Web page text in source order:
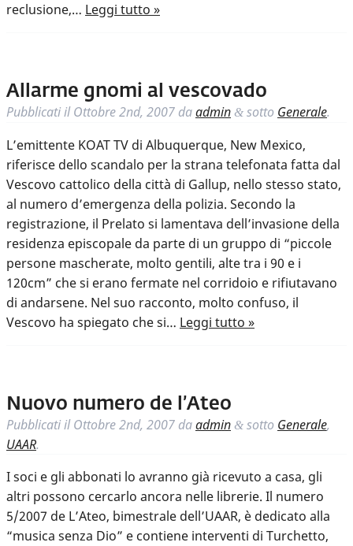
reclusione,… Leggi tutto »
Allarme gnomi al vescovado
Pubblicati ilOttobre 2nd, 2007 daadmin & sotto Generale.
L’emittente KOAT TV di Albuquerque, New Mexico,
riferisce dello scandalo per la strana telefonata fatta dal
Vescovo cattolico della città di Gallup, nello stesso stato,
al numero d’emergenza della polizia. Secondo la
registrazione, il Prelato si lamentava dell’invasione della
residenza episcopale da parte di un gruppo di “piccole
persone mascherate, molto gentili, alte tra i 90 e i
120cm” che si erano fermate nel corridoio e rifiutavano
di andarsene. Nel suo racconto, molto confuso, il
Vescovo ha spiegato che si… Leggi tutto »
Nuovo numero de l’Ateo
Pubblicati ilOttobre 2nd, 2007 daadmin & sotto Generale,
UAAR.
I soci e gli abbonati lo avranno già ricevuto a casa, gli
altri possono cercarlo ancora nelle librerie. Il numero
5/2007 de L’Ateo, bimestrale dell’UAAR, è dedicato alla
“musica senza Dio” e contiene interventi di Turchetto,